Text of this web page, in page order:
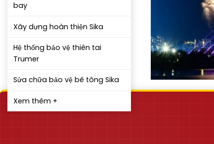
bay
Xây dựng hoàn thiện Sika
Hệ thống bảo vệ thiên tai
Trumer
Sửa chữa bảo vệ bê tông Sika
Xem thêm +